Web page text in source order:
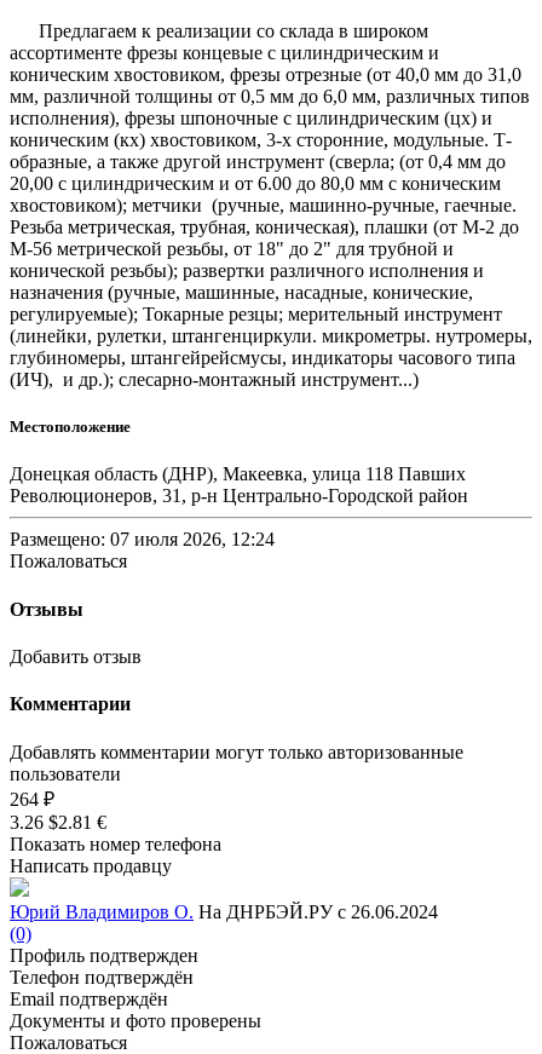
Предлагаем к реализации со склада в широком
ассортименте фрезы концевые с цилиндрическим и
коническим хвостовиком, фрезы отрезные (от 40,0 мм до 31,0
мм, различной толщины от 0,5 мм до 6,0 мм, различных типов
исполнения), фрезы шпоночные с цилиндрическим (цх) и
коническим (кх) хвостовиком, 3-х сторонние, модульные. Т-
образные, а также другой инструмент (сверла; (от 0,4 мм до
20,00 с цилиндрическим и от 6.00 до 80,0 мм с коническим
хвостовиком); метчики (ручные, машинно-ручные, гаечные.
Резьба метрическая, трубная, коническая), плашки (от М-2 до
М-56 метрической резьбы, от 18" до 2" для трубной и
конической резьбы); развертки различного исполнения и
назначения (ручные, машинные, насадные, конические,
регулируемые); Токарные резцы; мерительный инструмент
(линейки, рулетки, штангенциркули. микрометры. нутромеры,
глубиномеры, штангейрейсмусы, индикаторы часового типа
(ИЧ), и др.); слесарно-монтажный инструмент...)
Местоположение
Донецкая область (ДНР), Макеевка, улица 118 Павших
Революционеров, 31, р-н Центрально-Городской район
Размещено: 07 июля 2026, 12:24
Пожаловаться
Отзывы
Добавить отзыв
Комментарии
Добавлять комментарии могут только авторизованные
пользователи
264 ₽
3.26 $2.81 €
Показать номер телефона
Написать продавцу
Юрий Владимиров О. На ДНРБЭЙ.РУ с 26.06.2024
(0)
Профиль подтвержден
Телефон подтверждён
Email подтверждён
Документы и фото проверены
Пожаловаться